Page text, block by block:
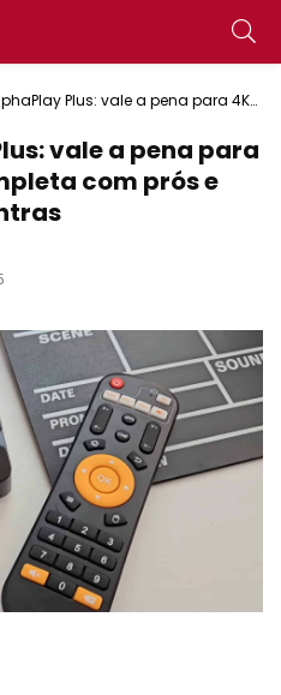
Plus: vale a pena para 4K?
vale a pena para
com prós e